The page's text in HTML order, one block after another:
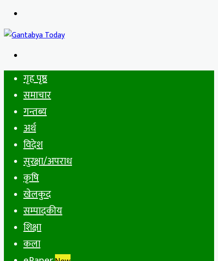
for
गृह पृष्ठ
समाचार
गन्तब्य
अर्थ
विदेश
सुरक्षा/अपराध
कृषि
खेलकुद
सम्पादकीय
शिक्षा
कला